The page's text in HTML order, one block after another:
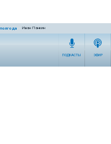
Иван Панкин
ПОДКАСТЫ ЭФИР